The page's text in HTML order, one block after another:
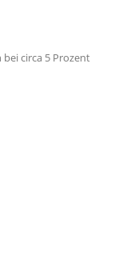
bei circa 5 Prozent